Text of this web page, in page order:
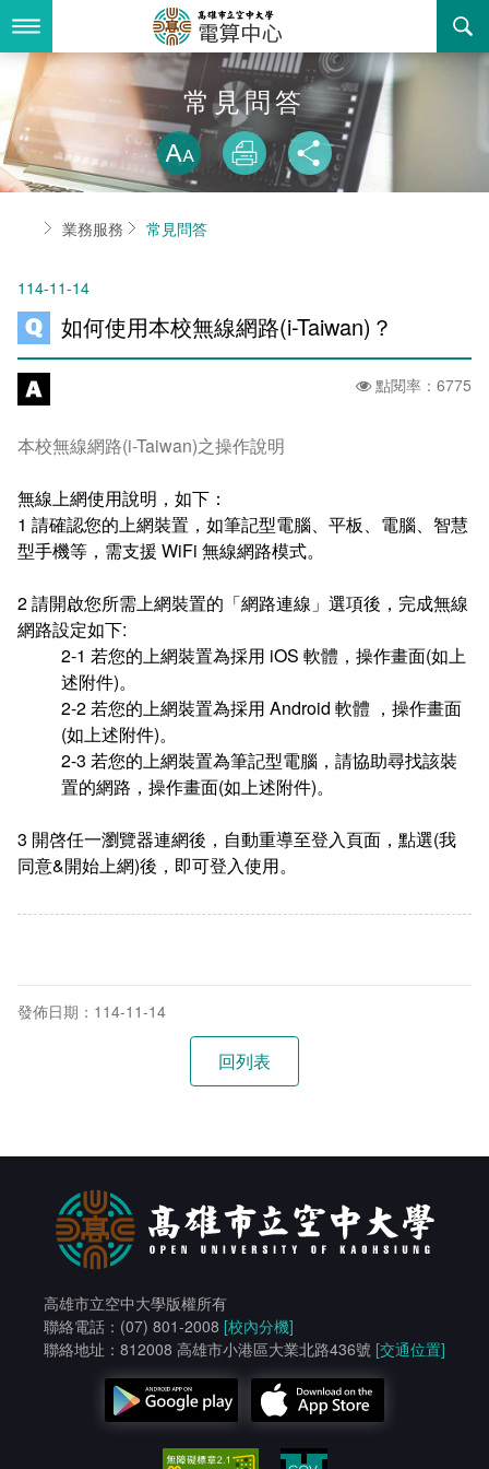
到
要
容
最新消息
關於我們
組織職掌
聯絡資訊
活動花絮
諮詢信箱
業務服務
法令規章
資訊相關法規
購置軟體版權
智慧財產權宣導
自由軟體清單
統計資訊服務
資料開放
常見問答
相關連結
書表下載
回空大首頁
常見問答
放大
列印 分享
首頁業務服務 常見問答
114-11-14
如何使用本校無線網路(i-Taiwan)？
點閱率：6775
本校無線網路(i-Taiwan)之操作說明
無線上網使用說明，如下：
1 請確認您的上網裝置，如筆記型電腦、平板、電腦、智慧
型手機等，需支援 WiFi 無線網路模式。
2 請開啟您所需上網裝置的「網路連線」選項後，完成無線
網路設定如下:
2-1 若您的上網裝置為採用 iOS 軟體，操作畫面(如上
述附件)。
2-2 若您的上網裝置為採用 Android 軟體 ，操作畫面
(如上述附件)。
2-3 若您的上網裝置為筆記型電腦，請協助尋找該裝
置的網路，操作畫面(如上述附件)。
3 開啓任一瀏覽器連網後，自動重導至登入頁面，點選(我
同意&開始上網)後，即可登入使用。
發佈日期：114-11-14
高雄市立空中大學版權所有
聯絡電話：(07) 801-2008 [校內分機]
聯絡地址：812008 高雄市小港區大業北路436號 [交通位置]